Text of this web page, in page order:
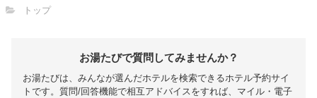
トップ
お湯たびで質問してみませんか？
お湯たびは、みんなが選んだホテルを検索できるホテル予約サイ
トです。質問/回答機能で相互アドバイスをすれば、マイル・電子